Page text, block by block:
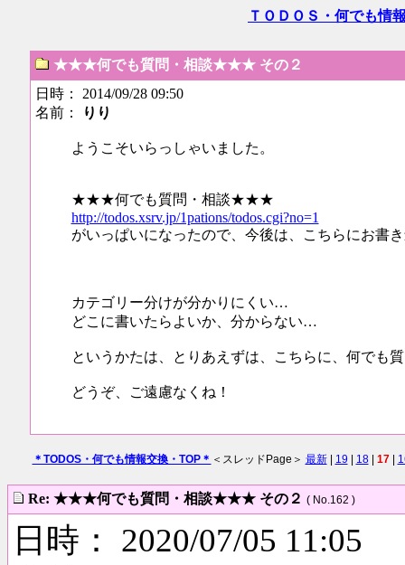
ＴＯＤＯＳ・何でも情
★★★何でも質問・相談★★★ その２
日時： 2014/09/28 09:50
名前：
りり
ようこそいらっしゃいました。
★★★何でも質問・相談★★★
http://todos.xsrv.jp/1pations/todos.cgi?no=1
がいっぱいになったので、今後は、こちらにお書
カテゴリー分けが分かりにくい…
どこに書いたらよいか、分からない…
というかたは、とりあえずは、こちらに、何でも
どうぞ、ご遠慮なくね！
＊TODOS・何でも情報交換・TOP＊ ＜スレッドPage＞ 最新| 19 18| 17|
Re: ★★★何でも質問・相談★★★ その２ ( No.162 )
日時： 2020/07/05 11:05